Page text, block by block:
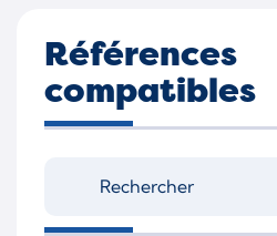
Références
compatibles